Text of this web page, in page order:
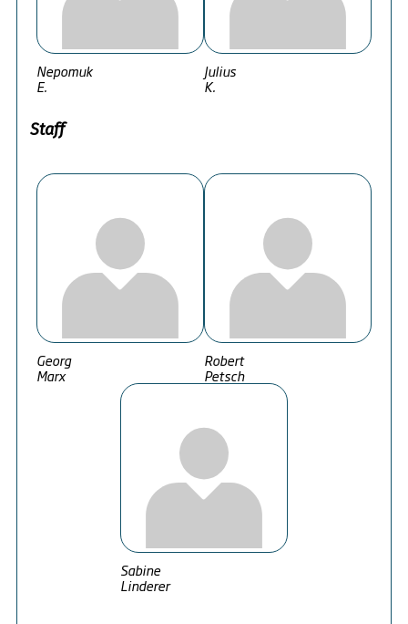
Nepomuk
E.
Julius
K.
Staff
Georg
Marx
Robert
Petsch
Sabine
Linderer